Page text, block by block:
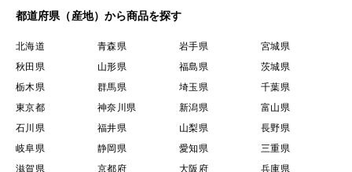
都道府県（産地）から商品を探す
北海道 青森県 岩手県
宮城県
秋田県
山形県 福島県
茨城県
栃木県
群馬県 埼玉県
千葉県
東京都
神奈川県 新潟県
富山県
石川県
福井県 山梨県
長野県
岐阜県
静岡県 愛知県
三重県
滋賀県
京都府 大阪府 兵庫県